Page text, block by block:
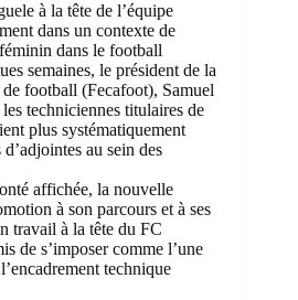
à la tête de l’équipe
dans un contexte de
dans le football
semaines, le président de la
football (Fecafoot), Samuel
techniciennes titulaires de
plus systématiquement
au sein des
affichée, la nouvelle
à son parcours et à ses
travail à la tête du FC
de s’imposer comme l’une
technique